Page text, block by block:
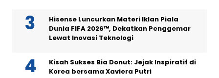
Hisense Luncurkan Materi Iklan Piala
Dunia FIFA 2026™, Dekatkan Penggemar
Lewat Inovasi Teknologi
Kisah Sukses Bia Donut: Jejak Inspiratif di
Korea bersama Xaviera Putri